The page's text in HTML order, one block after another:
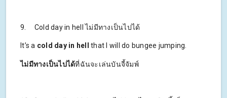
9. Cold day in hell ไม่มีทางเป็นไปได้
It’s a cold day in hell that I will do bungee jumping.
ไม่มีทางเป็นไปได้ที่ฉันจะเล่นบันจี้จัมพ์